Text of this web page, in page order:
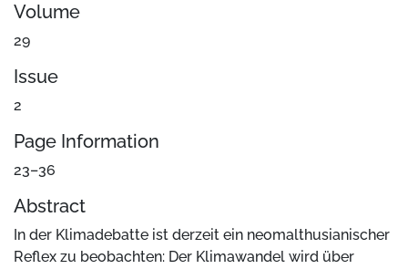
Volume
29
Issue
2
Page Information
23–36
Abstract
In der Klimadebatte ist derzeit ein neomalthusianischer
Reflex zu beobachten: Der Klimawandel wird über